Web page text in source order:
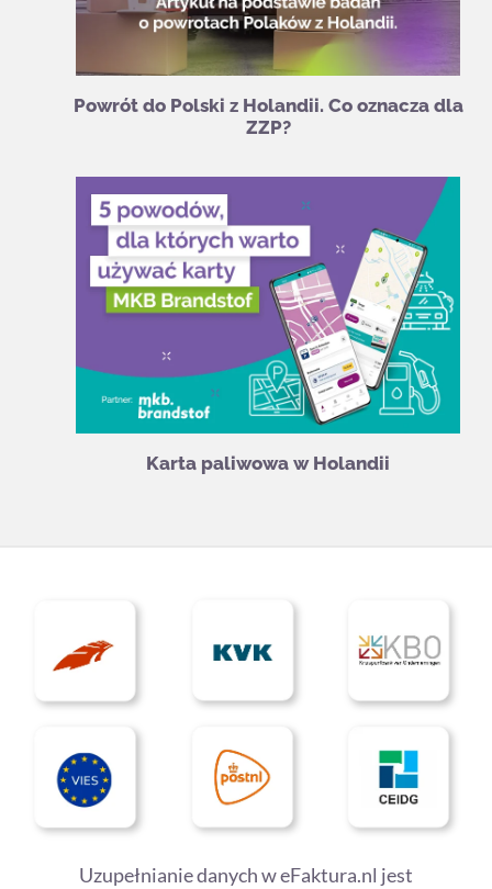
Powrót do Polski z Holandii. Co oznacza dla
ZZP?
Karta paliwowa w Holandii
Uzupełnianie danych w eFaktura.nl jest